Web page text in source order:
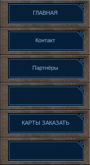
ГЛАВНАЯ
Контакт
Партнёры
КАРТЫ ЗАКАЗАТЬ